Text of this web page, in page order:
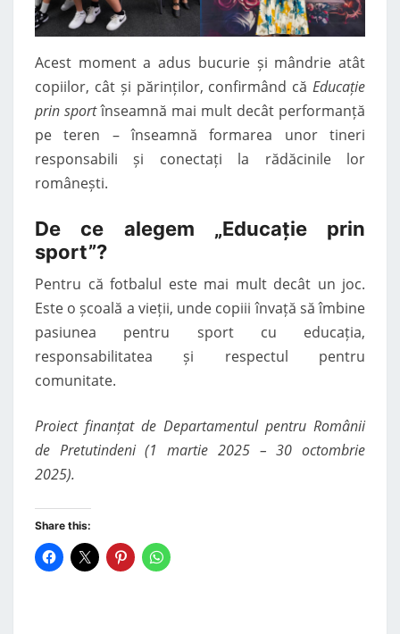
Acest moment a adus bucurie și mândrie atât
copiilor, cât și părinților, confirmând că Educație
prin sportînseamnă mai mult decât performanță
pe teren – înseamnă formarea unor tineri
responsabili și conectați la rădăcinile lor
românești.
De ce alegem „Educație prin
sport”?
Pentru că fotbalul este mai mult decât un joc.
Este o școală a vieții, unde copiii învață să îmbine
pasiunea pentru sport cu educația,
responsabilitatea și respectul pentru
comunitate.
Proiect finanțat de Departamentul pentru Românii
de Pretutindeni (1 martie 2025 – 30 octombrie
2025).
Share this: